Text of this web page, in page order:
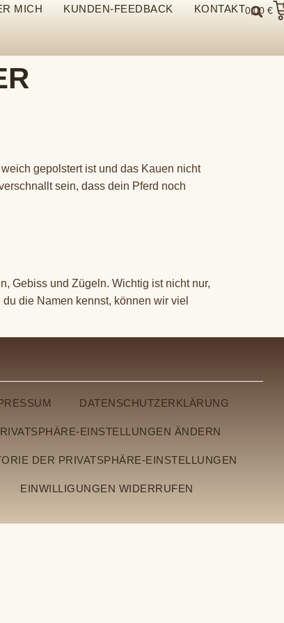
MICH KUNDEN-FEEDBACK KONTAKT0,00€
gepolstert ist und das Kauen nicht
sein, dass dein Pferd noch
Gebiss und Zügeln. Wichtig ist nicht nur,
die Namen kennst, können wir viel
DATENSCHUTZERKLÄRUNG
EINSTELLUNGEN ÄNDERN
DER PRIVATSPHÄRE-EINSTELLUNGEN
EINWILLIGUNGEN WIDERRUFEN